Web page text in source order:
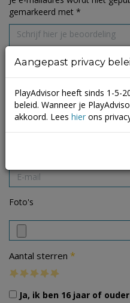
gemarkeerd met *
Foto's
Aantal sterren *
Ja, ik ben 16 jaar of
Aangepast privacy
PlayAdvisor heeft sinds 1-5-
beleid. Wanneer je
akkoord. Lees hier ons